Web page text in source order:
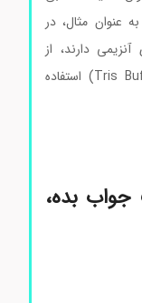
مثال، در
دارند، از
محلول‌های دیگری مانند تریس بافر (Tris Buffer) استفاده
بده،